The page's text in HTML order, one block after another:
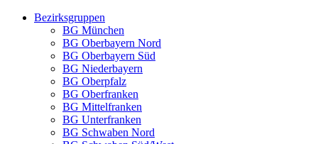
Bezirksgruppen
BG München
BG Oberbayern Nord
BG Oberbayern Süd
BG Niederbayern
BG Oberpfalz
BG Oberfranken
BG Mittelfranken
BG Unterfranken
BG Schwaben Nord